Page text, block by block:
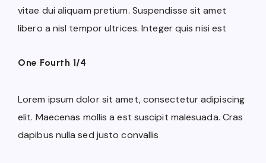
vitae dui aliquam pretium. Suspendisse sit amet
libero a nisl tempor ultrices. Integer quis nisi est
One Fourth 1/4
Lorem ipsum dolor sit amet, consectetur adipiscing
elit. Maecenas mollis a est suscipit malesuada. Cras
dapibus nulla sed justo convallis